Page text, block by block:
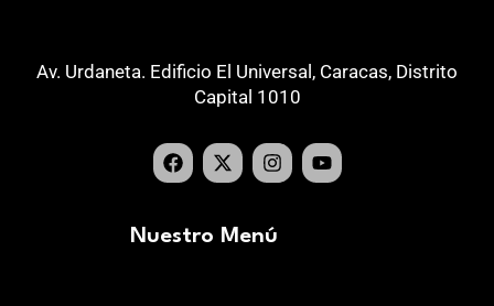
Av. Urdaneta. Edificio El Universal, Caracas, Distrito
Capital 1010
Nuestro Menú